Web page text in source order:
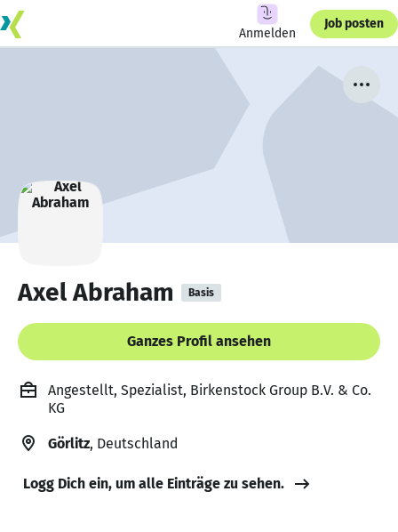
Anmelden
Job posten
Axel Abraham Basis
Ganzes Profil ansehen
Angestellt, Spezialist, Birkenstock Group B.V. & Co.
KG
Görlitz, Deutschland
Logg Dich ein, um alle Einträge zu sehen.